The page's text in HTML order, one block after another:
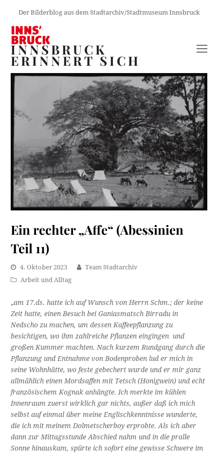
Der Bilderblog aus dem Stadtarchiv/Stadtmuseum Innsbruck
INNSBRUCK
ERINNERT SICH
Ein rechter „Affe“ (Abessinien
Teil 11)
4. Oktober 2023
Team Stadtarchiv
Arbeit und Alltag
„am 17.ds. hatte ich auf Wunsch von Herrn Schm.; der keine
Zeit hatte, einen Besuch bei Ganiasmatsch Birradu in
Nedscho zu machen, um dessen Kaffeepflanzung zu
besichtigen, wo ihm zahlreiche Pflanzen eingingen und
großen Kummer machten. Nach kurzem Rundgang durch die
Pflanzung und Entnahme von Bodenproben lud er mich in
seine Wohnhätte, wo feste gebechert wurde und er mir ganz
allmählich einen Mordsaffen mit Tetsch (Honigwein) und echt
französischem Kognak anhängte. Ich merkte im kühlen
Innenraum zuerst wirklich gar nichts, außer daß ich mich
selbst auf einmal über meine Englischkenntnisse wunderte,
die ich mit meinem Dolmetscherboy erprobte. Als ich aber
dann zur Mittagsstunde Abschied nahm und in die pralle
Sonne hinauskam, spürte ich sofort eine gewisse Schwere im